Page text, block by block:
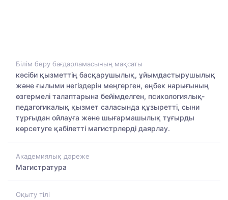
Білім беру бағдарламасының мақсаты
кәсіби қызметтің басқарушылық, ұйымдастырушылық
және ғылыми негіздерін меңгерген, еңбек нарығының
өзгермелі талаптарына бейімделген, психологиялық-
педагогикалық қызмет саласында құзыретті, сыни
тұрғыдан ойлауға және шығармашылық тұғырды
көрсетуге қабілетті магистрлерді даярлау.
Академиялық дәреже
Магистратура
Оқыту тілі